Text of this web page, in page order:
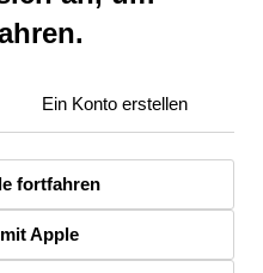
Ein Konto erstellen
fortfahren
Apple